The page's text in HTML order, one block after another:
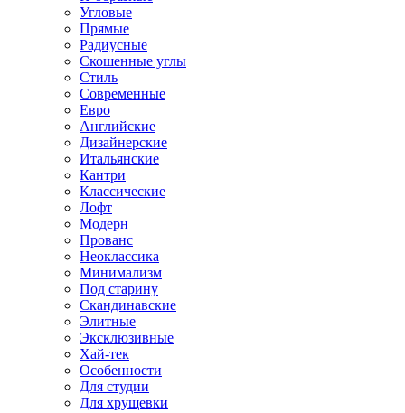
Угловые
Прямые
Радиусные
Скошенные углы
Стиль
Современные
Евро
Английские
Дизайнерские
Итальянские
Кантри
Классические
Лофт
Модерн
Прованс
Неоклассика
Минимализм
Под старину
Скандинавские
Элитные
Эксклюзивные
Хай-тек
Особенности
Для студии
Для хрущевки